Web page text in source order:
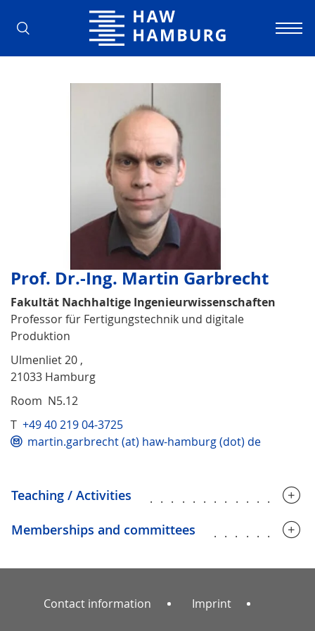
Hamburg University of Applied
Prof. Dr.-Ing. Martin Garbrecht
Fakultät Nachhaltige Ingenieurwissenschaften
Professor für Fertigungstechnik und digitale
Produktion
Ulmenliet 20 ,
21033 Hamburg
Room N5.12
T +49 40 219 04-3725
martin.garbrecht (at) haw-hamburg (dot) de
Teaching / Activities
Memberships and committees
Contact information Imprint